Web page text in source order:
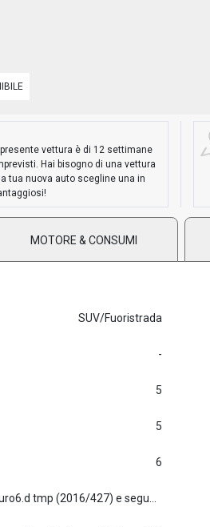
vettura è di 12 settimane
Hai bisogno di una vettura
tua nuova auto scegline una in
MOTORE & CONSUMI
SUV/Fuoristrada
-
5
5
6